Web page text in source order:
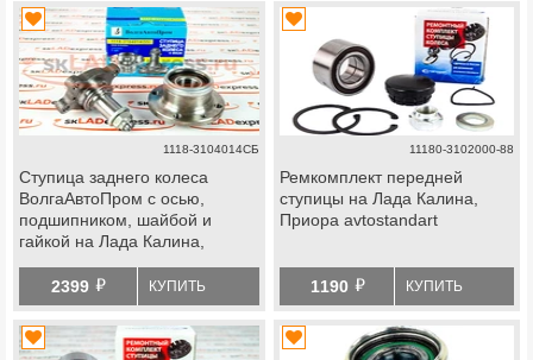
1118-3104014СБ
Ступица заднего колеса
ВолгаАвтоПром с осью,
подшипником, шайбой и
гайкой на Лада Калина,
2399 й КУПИТЬ
11180-3102000-88
Ремкомплект передней
ступицы на Лада Калина,
Приора avtostandart
1190 й КУПИТЬ